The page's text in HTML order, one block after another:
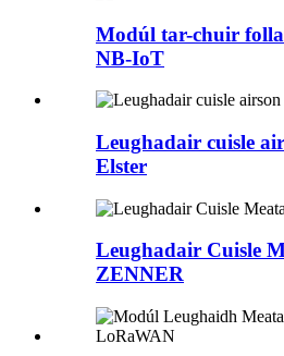
Modúl tar-chuir
NB-IoT
Leughadair cuisle
Elster
Leughadair Cuisle
ZENNER